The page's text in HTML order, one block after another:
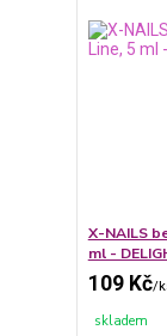
X-NAILS
ml -
109 Kč/
skladem